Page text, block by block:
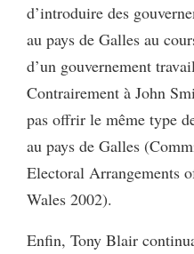
d’introduire des
au pays de Galles au
d’un gouvernement
Contrairement à John
pas offrir le même type
au pays de Galles
Electoral Arrangements
Wales 2002).
Enfin, Tony Blair